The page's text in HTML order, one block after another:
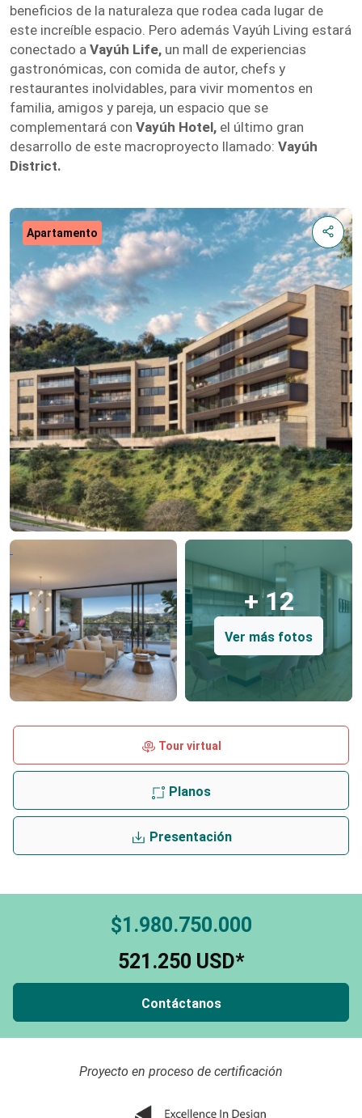
beneficios de la naturaleza que rodea cada lugar de
este increíble espacio. Pero además Vayúh Living estará
conectado a Vayúh Life, un mall de experiencias
gastronómicas, con comida de autor, chefs y
restaurantes inolvidables, para vivir momentos en
familia, amigos y pareja, un espacio que se
complementará con Vayúh Hotel, el último gran
desarrollo de este macroproyecto llamado: Vayúh
District.
Apartamento
+ 12
Ver más fotos
Tour virtual
Planos
Presentación
$1.980.750.000
521.250 USD*
Contáctanos
Proyecto en proceso de certificación